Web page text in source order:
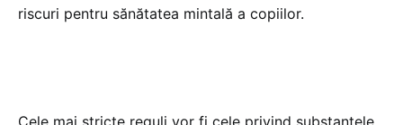
riscuri pentru sănătatea mintală a copiilor.
Cele mai stricte reguli vor fi cele privind substanțele